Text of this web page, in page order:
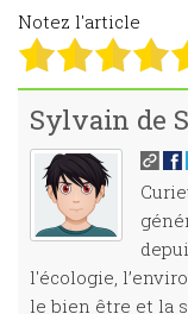
Notez l'article
Sylvain de
l'écologie,
le bien être et la